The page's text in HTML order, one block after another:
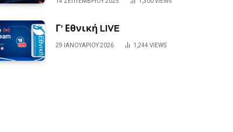
Γ’ Εθνική LIVE
29 ΙΑΝΟΥΑΡΊΟΥ 2026 1,244 VIEWS